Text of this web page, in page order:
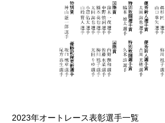
2023年オートレース表彰選手一覧